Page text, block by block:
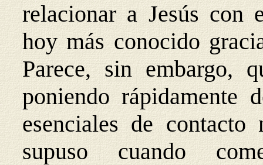
relacionar a Jesús con
hoy más conocido
Parece, sin embargo,
poniendo rápidamente
esenciales de
supuso cuando